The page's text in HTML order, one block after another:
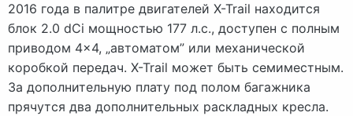
2016 года в палитре двигателей X-Trail находится
блок 2.0 dCi мощностью 177 л.с., доступен с полным
приводом 4×4, „автоматом” или механической
коробкой передач. X-Trail может быть семиместным.
За дополнительную плату под полом багажника
прячутся два дополнительных раскладных кресла.